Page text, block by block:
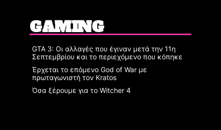
GAMING
GTA 3: Οι αλλαγές που έγιναν μετά την 11η
Σεπτεμβρίου και το περιεχόμενο που κόπηκε
Έρχεται το επόμενο God of War με
πρωταγωνιστή τον Kratos
Όσα ξέρουμε για το Witcher 4